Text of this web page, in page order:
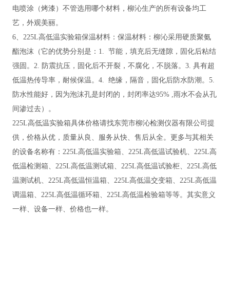
电喷涂（烤漆）不管选用哪个材料，柳沁生产的所有设备均工
艺，外观美丽。
6、225L高低温实验箱保温材料：保温材料：柳沁采用硬质聚氨
酯泡沫（它的优势分别是： 1. 节能，填充后无缝隙，固化后粘结
强固。2. 防震抗压，固化后不开裂，不腐化，不脱落。3. 具有超
低温热传导率，耐候保温。4. 绝缘，隔音，固化后防水防潮。5.
防水性能好，因为泡沫孔是封闭的，封闭率达95% ,雨水不会从孔
间渗过去）。
225L高低温实验箱具体价格请找东莞市柳沁检测仪器有限公司提
供，价格从优，质量从良、服务从快、售后从全。更多与其相关
的设备名称有：225L高低温实验箱、225L高低温试验机、225L高
低温检测箱、225L高低温测试箱、225L高低温试验柜、225L高低
温测试机、225L高低温恒温箱、225L高低温交变箱、225L高低温
调温箱、225L高低温循环箱、225L高低温检验箱等等。其实意义
一样、设备一样、价格也一样。